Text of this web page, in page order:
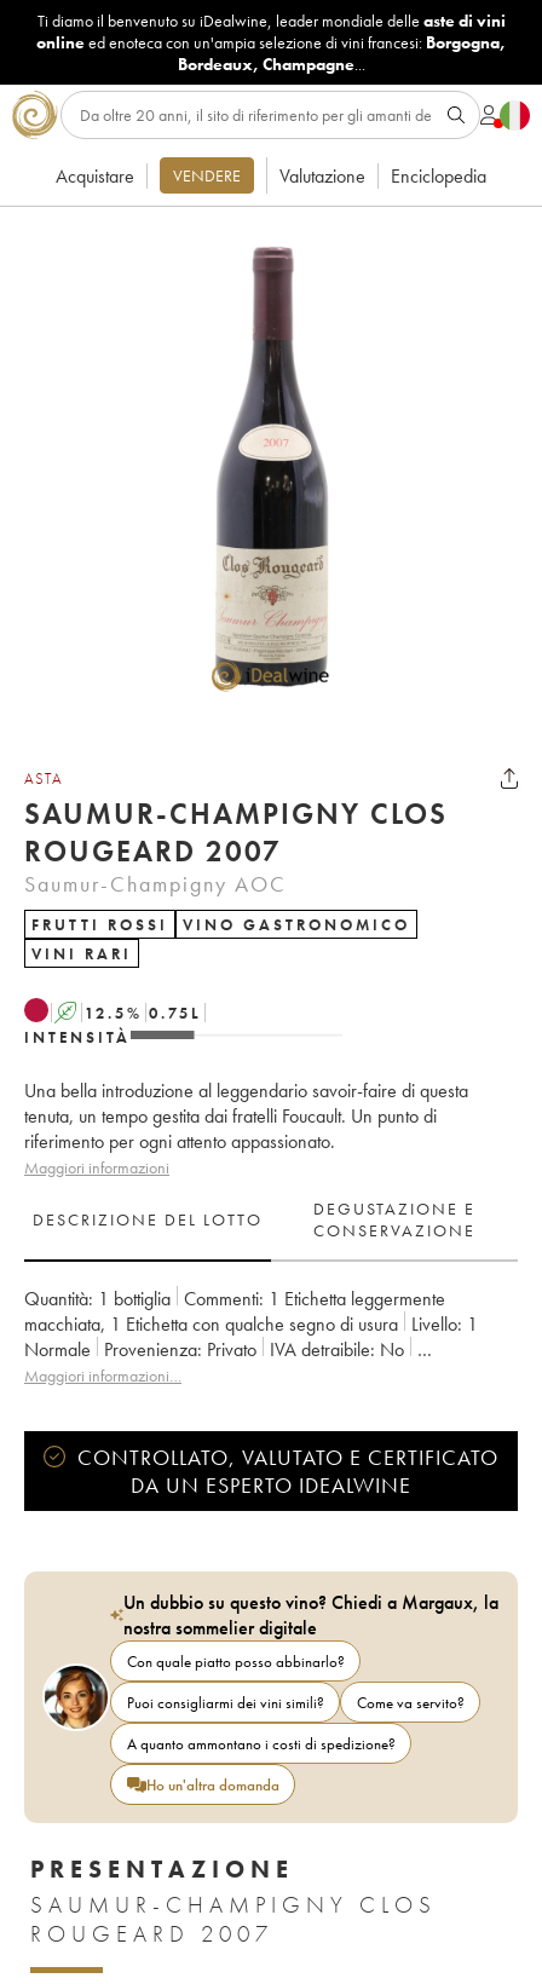
Ti diamo il benvenuto su iDealwine, leader mondiale delle aste di vini
onlineed enoteca con un'ampia selezione di vini francesi: Borgogna,
Bordeaux, Champagne...
Acquistare VENDERE Valutazione Enciclopedia
ASTA
SAUMUR-CHAMPIGNY CLOS
ROUGEARD 2007
Saumur-Champigny AOC
FRUTTI ROSSI
VINO GASTRONOMICO
VINI RARI
A 12.5% 0.75 L
INTENSITÀ
Una bella introduzione al leggendario savoir-faire di questa
tenuta, un tempo gestita dai fratelli Foucault. Un punto di
riferimento per ogni attento appassionato.
Maggiori informazioni
DESCRIZIONE DEL LOTTO
DEGUSTAZIONE E
CONSERVAZIONE
Quantità: 1 bottiglia Commenti: 1 Etichetta leggermente
macchiata, 1 Etichetta con qualche segno di usura Livello: 1
Normale
Provenienza: privato IVA detraibile:
no
Regione:
Valle della Loira
Maggiori informazioni…
CONTROLLATO, VALUTATO E CERTIFICATO
DA UN ESPERTO IDEALWINE
Un dubbio su questo vino? Chiedi a Margaux, la
nostra sommelier digitale
Con quale piatto posso abbinarlo?
Puoi consigliarmi dei vini simili?
Come va servito?
A quanto ammontano i costi di spedizione?
Ho un'altra domanda
PRESENTAZIONE
SAUMUR-CHAMPIGNY CLOS
ROUGEARD 2007